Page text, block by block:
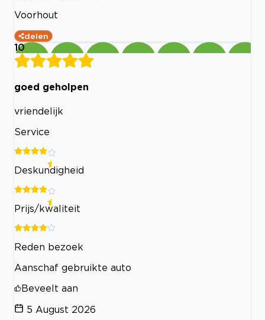
Voorhout
delen
10
goed geholpen
vriendelijk
Service
Deskundigheid
Prijs/kwaliteit
Reden bezoek
Aanschaf gebruikte auto
Beveelt aan
5 August 2026